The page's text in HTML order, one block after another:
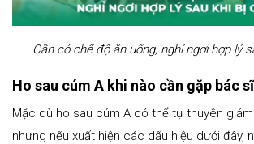
Cần có chế độ ăn uống, nghỉ ngơi hợp lý
Ho sau cúm A khi nào cần gặp bác
Mặc dù ho sau cúm A có thể tự thuyên giảm
nhưng nếu xuất hiện các dấu hiệu dưới đây,